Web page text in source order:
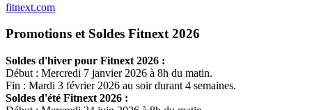
fitnext.com
Promotions et Soldes Fitnext 2026
Soldes d'hiver pour Fitnext 2026 :
Début : Mercredi 7 janvier 2026 à 8h du matin.
Fin : Mardi 3 février 2026 au soir durant 4 semaines.
Soldes d'été Fitnext 2026 :